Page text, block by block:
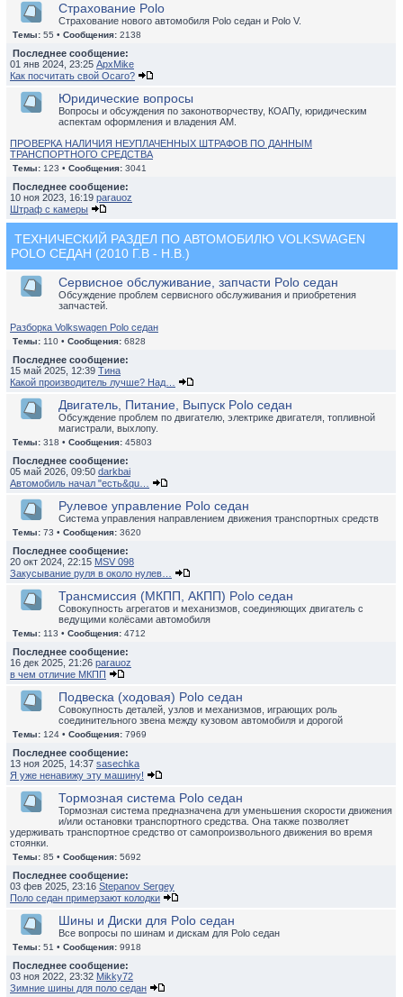
Страхование Polo
Страхование нового автомобиля Polo седан и Polo V.
Темы: 55 • Сообщения: 2138
Последнее сообщение:
01 янв 2024, 23:25 ApxMike
Как посчитать свой Осаго?
Юридические вопросы
Вопросы и обсуждения по законотворчеству, КОАПу, юридическим
аспектам оформления и владения АМ.
ПРОВЕРКА НАЛИЧИЯ НЕУПЛАЧЕННЫХ ШТРАФОВ ПО ДАННЫМ
ТРАНСПОРТНОГО СРЕДСТВА
Темы: 123 • Сообщения: 3041
Последнее сообщение:
10 ноя 2023, 16:19 parauoz
Штраф с камеры
ТЕХНИЧЕСКИЙ РАЗДЕЛ ПО АВТОМОБИЛЮ VOLKSWAGEN
POLO СЕДАН (2010 Г.В - Н.В.)
Сервисное обслуживание, запчасти Polo седан
Обсуждение проблем сервисного обслуживания и приобретения
запчастей.
Разборка Volkswagen Polo седан
Темы: 110 • Сообщения: 6828
Последнее сообщение:
15 май 2025, 12:39 Тина
Какой производитель лучше? Над…
Двигатель, Питание, Выпуск Polo седан
Обсуждение проблем по двигателю, электрике двигателя, топливной
магистрали, выхлопу.
Темы: 318 • Сообщения: 45803
Последнее сообщение:
05 май 2026, 09:50 darkbai
Автомобиль начал "есть&qu…
Рулевое управление Polo седан
Система управления направлением движения транспортных средств
Темы: 73 • Сообщения: 3620
Последнее сообщение:
20 окт 2024, 22:15 MSV 098
Закусывание руля в около нулев…
Трансмиссия (МКПП, АКПП) Polo седан
Совокупность агрегатов и механизмов, соединяющих двигатель с
ведущими колёсами автомобиля
Темы: 113 • Сообщения: 4712
Последнее сообщение:
16 дек 2025, 21:26 parauoz
в чем отличие МКПП
Подвеска (ходовая) Polo седан
Совокупность деталей, узлов и механизмов, играющих роль
соединительного звена между кузовом автомобиля и дорогой
Темы: 124 • Сообщения: 7969
Последнее сообщение:
13 ноя 2025, 14:37 sasechka
Я уже ненавижу эту машину!
Тормозная система Polo седан
Тормозная система предназначена для уменьшения скорости движения
и/или остановки транспортного средства. Она также позволяет
удерживать транспортное средство от самопроизвольного движения во время
стоянки.
Темы: 85 • Сообщения: 5692
Последнее сообщение:
03 фев 2025, 23:16 Stepanov Sergey
Поло седан примерзают колодки
Шины и Диски для Polo седан
Все вопросы по шинам и дискам для Polo седан
Темы: 51 • Сообщения: 9918
Последнее сообщение:
03 ноя 2022, 23:32 Mikky72
Зимние шины для поло седан